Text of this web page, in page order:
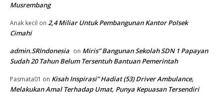
Musrembang
Anak kecil on 2,4 Miliar Untuk Pembangunan Kantor Polsek
Cimahi
admin.SRIndonesia on Miris” Bangunan Sekolah SDN 1 Papayan
Sudah 20 Tahun Belum Tersentuh Bantuan Pemerintah
Pasmata01 on Kisah Inspirasi” Hadiat (53) Driver Ambulance,
Melakukan Amal Terhadap Umat, Punya Kepuasan Tersendiri